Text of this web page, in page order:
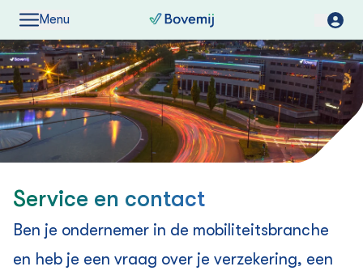
Menu
Service en contact
Ben je ondernemer in de mobiliteitsbranche
en heb je een vraag over je verzekering, een